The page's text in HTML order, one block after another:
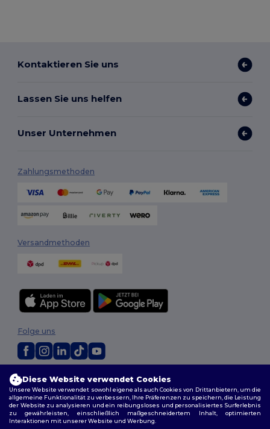
Kontaktieren Sie uns
Lassen Sie uns helfen
Unser Unternehmen
Zahlungsmethoden
Versandmethoden
2026. Alle Rechte vorbehalten
Allgemeine Geschäftsbedingungen|Personalisierungsrichtlinien|
Datenschutzbestimmungen|Cookie-Richtlinie|Site Map
Folge uns
Berlin| Hamburg |München| Köln|Frankfurt
Diese Website verwendet Cookies
Unsere Website verwendet sowohl eigene als auch Cookies von Drittanbietern, um die
allgemeine Funktionalität zu verbessern, Ihre Präferenzen zu speichern, die Leistung
der Website zu analysieren und ein reibungsloses und personalisiertes Surferlebnis
zu gewährleisten, einschließlich maßgeschneidertem Inhalt, optimierten
Interaktionen mit unserer Website und Werbung.